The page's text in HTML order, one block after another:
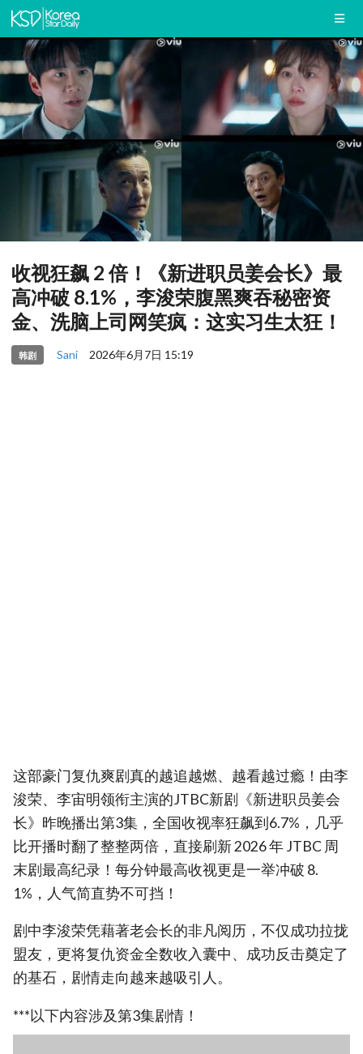
收视狂飙 2 倍！《新进职员姜会长》最
高冲破 8.1%，李浚荣腹黑爽吞秘密资
金、洗脑上司网笑疯：这实习生太狂！
韩剧 Sani 2026年6月7日 15:19
这部豪门复仇爽剧真的越追越燃、越看越过瘾！由李
浚荣、李宙明领衔主演的JTBC新剧《新进职员姜会
长》昨晚播出第3集，全国收视率狂飙到6.7%，几乎
比开播时翻了整整两倍，直接刷新 2026 年 JTBC 周
末剧最高纪录！每分钟最高收视更是一举冲破 8.
1%，人气简直势不可挡！
剧中李浚荣凭藉著老会长的非凡阅历，不仅成功拉拢
盟友，更将复仇资金全数收入囊中、成功反击奠定了
的基石，剧情走向越来越吸引人。
***以下内容涉及第3集剧情！